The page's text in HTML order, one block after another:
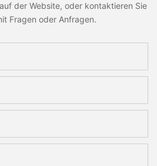
der Website, oder kontaktieren Sie
Fragen oder Anfragen.